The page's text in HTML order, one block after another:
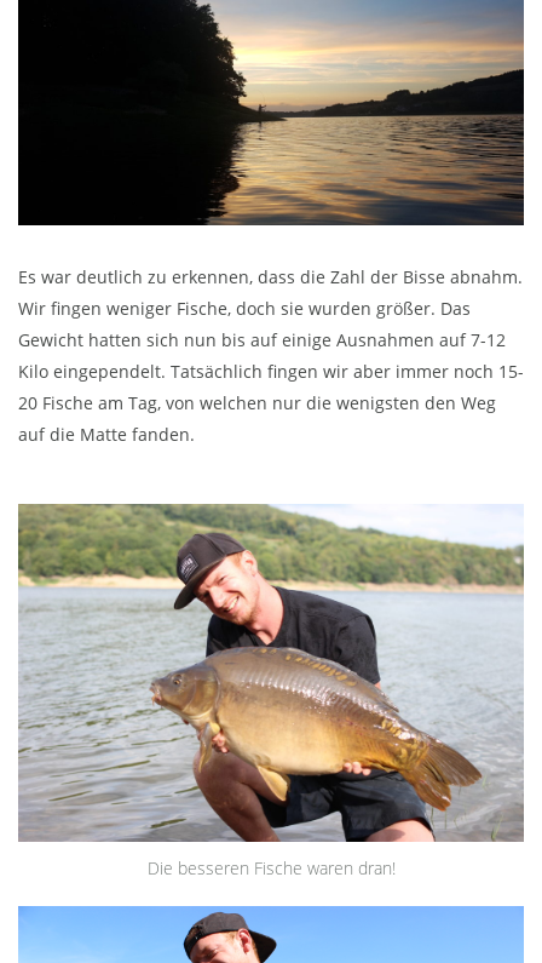
Es war deutlich zu erkennen, dass die Zahl der Bisse abnahm.
Wir fingen weniger Fische, doch sie wurden größer. Das
Gewicht hatten sich nun bis auf einige Ausnahmen auf 7-12
Kilo eingependelt. Tatsächlich fingen wir aber immer noch 15-
20 Fische am Tag, von welchen nur die wenigsten den Weg
auf die Matte fanden.
Die besseren Fische waren dran!